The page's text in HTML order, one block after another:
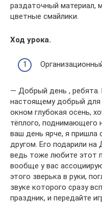
раздаточный материал,
цветные смайлики.
Ход урока.
— Добрый день ,
настоящему добрый для
окном глубокая осень,
тёплого, поднимающего
ваш день ярче, я пришла
другом. Его подарили
ведь тоже любите этот
вообще у вас
этого зверька в руки,
звуке которого сразу
праздник, и передайте